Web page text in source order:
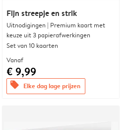
Fijn streepje en strik
Uitnodigingen | Premium kaart met
keuze uit 3 papierafwerkingen
Set van 10 kaarten
Vanaf
€ 9,99
offers Elke dag lage prijzen